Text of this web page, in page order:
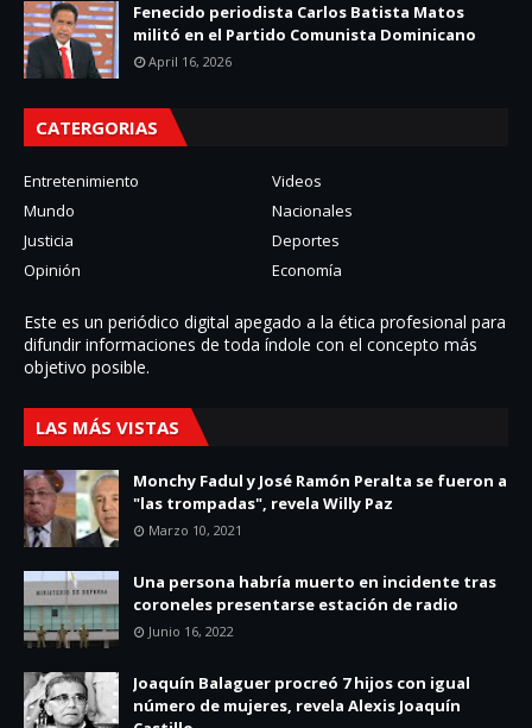
Fenecido periodista Carlos Batista Matos
militó en el Partido Comunista Dominicano
April 16, 2026
CATERGORIAS
Entretenimiento
Videos
Mundo
Nacionales
Justicia
Deportes
Opinión
Economía
Este es un periódico digital apegado a la ética profesional para
difundir informaciones de toda í­ndole con el concepto más
objetivo posible.
LAS MÁS VISTAS
Monchy Fadul y José Ramón Peralta se fueron a
"las trompadas", revela Willy Paz
Marzo 10, 2021
Una persona habría muerto en incidente tras
coroneles presentarse estación de radio
Junio 16, 2022
Joaquín Balaguer procreó 7 hijos con igual
número de mujeres, revela Alexis Joaquín